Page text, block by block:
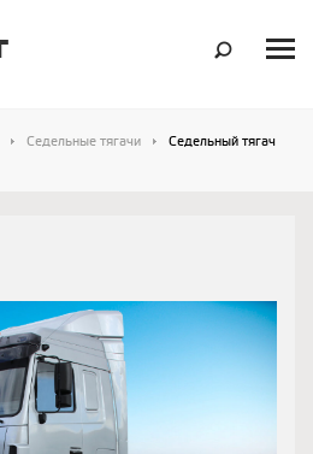
Седельные тягачи
Седельный тягач